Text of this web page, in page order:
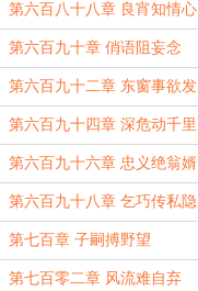
第六百八十八章 良宵知情心
第六百九十章 俏语阻妄念
第六百九十二章 东窗事欲发
第六百九十四章 深危动千里
第六百九十六章 忠义绝翁婿
第六百九十八章 乞巧传私隐
第七百章 子嗣搏野望
第七百零二章 风流难自弃